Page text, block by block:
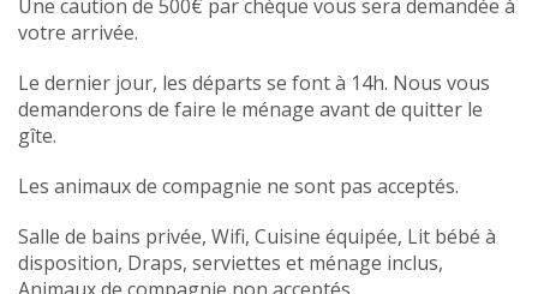
Une caution de 500€ par chèque vous sera demandée à
votre arrivée.
Le dernier jour, les départs se font à 14h. Nous vous
demanderons de faire le ménage avant de quitter le
gîte.
Les animaux de compagnie ne sont pas acceptés.
Salle de bains privée, Wifi, Cuisine équipée, Lit bébé à
disposition, Draps, serviettes et ménage inclus,